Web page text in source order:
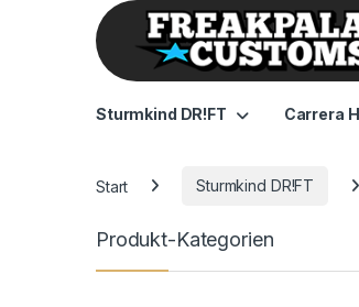
Sturmkind DR!FT Carrera
Start Sturmkind DR!FT
Produkt-Kategorien